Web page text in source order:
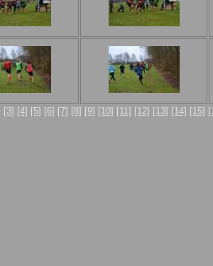
[3] [4] [5] [6] [7] [8] [9] [10] [11] [12] [13] [14] [15]